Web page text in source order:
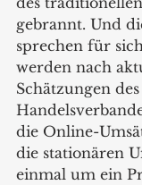
gebrannt. Und
sprechen für
werden nach
Schätzungen des
die Online-
die stationären
einmal um ein